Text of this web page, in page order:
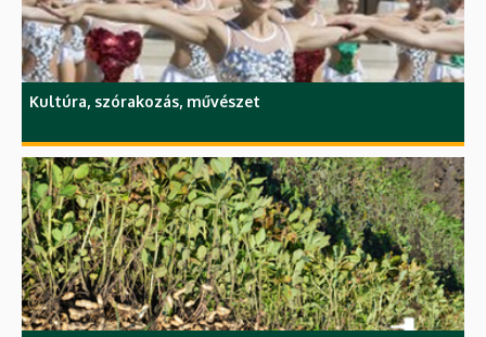
Kultúra, szórakozás, művészet